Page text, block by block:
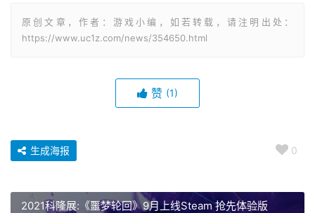
原创文章，作者：游戏小编，如若转载，请注明出处：
https://www.uc1z.com/news/354650.html
赞 (1)
0
生成海报
2021科隆展:《噩梦轮回》9月上线Steam 抢先体验版